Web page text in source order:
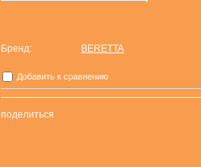
Бренд: BERETTA
Добавить к сравнению
поделиться